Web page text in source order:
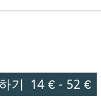
기 14 €- 52 €